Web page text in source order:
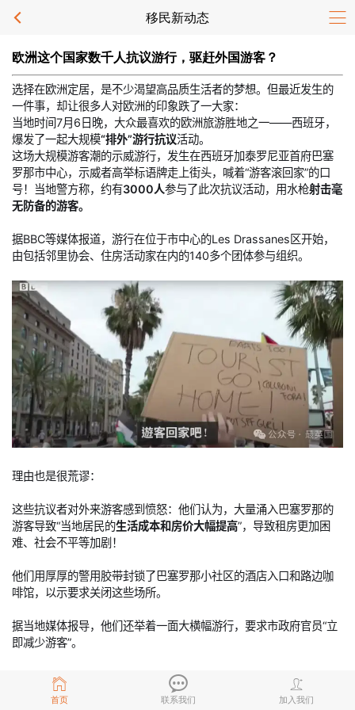
移民新动态
首页 联系我们 加入我们
欧洲这个国家数千人抗议游行，驱赶外国游客？
选择在欧洲定居，是不少渴望高品质生活者的梦想。但最近发生的
一件事，却让很多人对欧洲的印象跌了一大家：
当地时间7月6日晚，大众最喜欢的欧洲旅游胜地之一——西班牙，
爆发了一起大规模“排外”游行抗议活动。
这场大规模游客潮的示威游行，发生在西班牙加泰罗尼亚首府巴塞
罗那市中心，示威者高举标语牌走上街头，喊着“游客滚回家”的口
号！当地警方称，约有3000人参与了此次抗议活动，用水枪射击毫
无防备的游客。
据BBC等媒体报道，游行在位于市中心的Les Drassanes区开始，
由包括邻里协会、住房活动家在内的140多个团体参与组织。
理由也是很荒谬：
这些抗议者对外来游客感到愤怒：他们认为，大量涌入巴塞罗那的
游客导致“当地居民的生活成本和房价大幅提高”，导致租房更加困
难、社会不平等加剧！
他们用厚厚的警用胶带封锁了巴塞罗那小社区的酒店入口和路边咖
啡馆，以示要求关闭这些场所。
据当地媒体报导，他们还举着一面大横幅游行，要求市政府官员“立
即减少游客”。